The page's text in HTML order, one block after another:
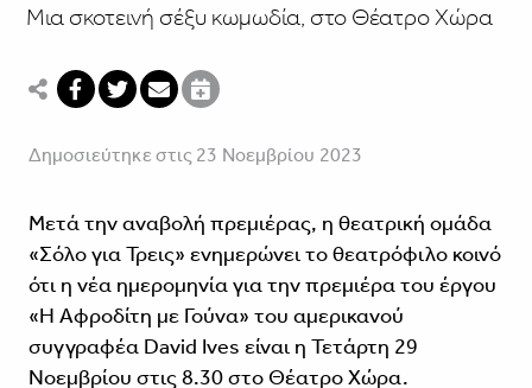
Μια σκοτεινή σέξυ κωμωδία, στο Θέατρο Χώρα
Δημοσιεύτηκε στις 23 Νοεμβρίου 2023
Μετά την αναβολή πρεμιέρας, η θεατρική ομάδα
«Σόλο για Τρεις» ενημερώνει το θεατρόφιλο κοινό
ότι η νέα ημερομηνία για την πρεμιέρα του έργου
«Η Αφροδίτη με Γούνα» του αμερικανού
συγγραφέα David Ives είναι η Τετάρτη 29
Νοεμβρίου στις 8.30 στο Θέατρο Χώρα.